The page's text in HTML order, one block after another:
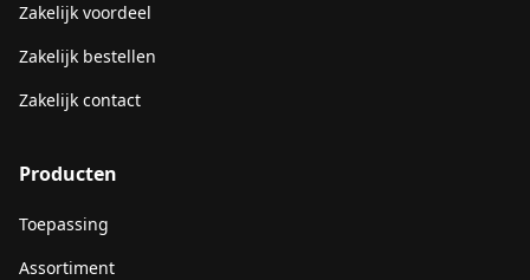
Zakelijk voordeel
Zakelijk bestellen
Zakelijk contact
Producten
Toepassing
Assortiment